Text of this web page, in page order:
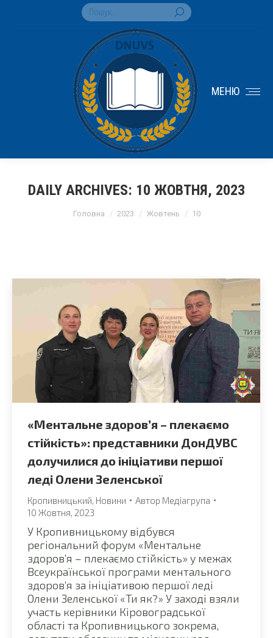
Search:
МЕНЮ
DAILY ARCHIVES: 10 ЖОВТНЯ, 2023
Головна 2023 Жовтень 10
«Ментальне здоров’я – плекаємо
стійкість»: представники ДонДУВС
долучилися до ініціативи першої
леді Олени Зеленської
Кропивницький Новини Автор Медіагрупа
10 Жовтня, 2023
У Кропивницькому відбувся
регіональний форум «Ментальне
здоров’я – плекаємо стійкість» у межах
Всеукраїнської програми ментального
здоров’я за ініціативою першої леді
Олени Зеленської «Ти як?» У заході взяли
участь керівники Кіровоградської
області та Кропивницького зокрема,